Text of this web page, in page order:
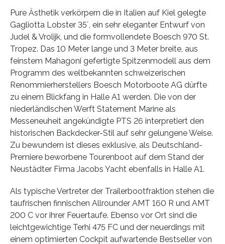
Pure Ästhetik verkörpern die in Italien auf Kiel gelegte
Gagliotta Lobster 35´, ein sehr eleganter Entwurf von
Judel & Vrolijk, und die formvollendete Boesch 970 St.
Tropez. Das 10 Meter lange und 3 Meter breite, aus
feinstem Mahagoni gefertigte Spitzenmodell aus dem
Programm des weltbekannten schweizerischen
Renommierherstellers Boesch Motorboote AG dürfte
zu einem Blickfang in Halle A1 werden. Die von der
niederländischen Werft Statement Marine als
Messeneuheit angekündigte PTS 26 interpretiert den
historischen Backdecker-Stil auf sehr gelungene Weise.
Zu bewundern ist dieses exklusive, als Deutschland-
Premiere beworbene Tourenboot auf dem Stand der
Neustädter Firma Jacobs Yacht ebenfalls in Halle A1.
Als typische Vertreter der Trailerbootfraktion stehen die
taufrischen finnischen Allrounder AMT 160 R und AMT
200 C vor ihrer Feuertaufe. Ebenso vor Ort sind die
leichtgewichtige Terhi 475 FC und der neuerdings mit
einem optimierten Cockpit aufwartende Bestseller von